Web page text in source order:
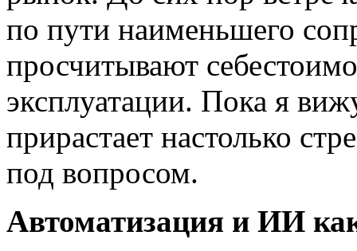
по пути наименьшего
просчитывают
эксплуатации. Пока я
прирастает настолько
под вопросом.
Автоматизация и ИИ